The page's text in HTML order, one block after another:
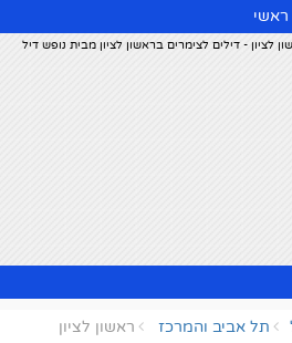
ראשי
לציון - דילים לצימרים בראשון לציון מבית נופש דיל
תל אביב והמרכז ראשון לציון